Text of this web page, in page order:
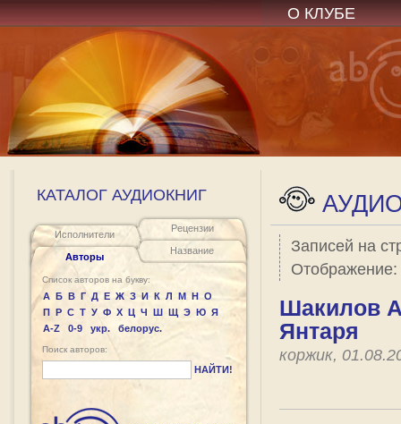
О КЛУБЕ
КАТАЛОГ АУДИОКНИГ
Исполнители
Авторы
Рецензии
Название
Список авторов на букву:
А Б В Г Д Е Ж З И К Л М Н О
П Р С Т У Ф Х Ц Ч Ш Щ Э Ю Я
A-Z
0-9 укр. белорус.
Поиск авторов:
НАЙТИ!
Записей на
Отображение:
Шакилов
Янтаря
коржик,